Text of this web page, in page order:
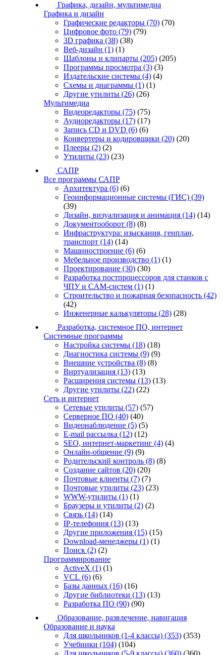
Графика, дизайн, мультимедиа
Графика и дизайн
Графические редакторы (70) (70)
Цифровое фото (79) (79)
3D графика (38) (38)
Веб-дизайн (1) (1)
Шаблоны и клипарты (205) (205)
Программы просмотра (3) (3)
Издательские системы (4) (4)
Схемы и диаграммы (1) (1)
Другие утилиты (26) (26)
Мультимедиа
Видеоредакторы (75) (75)
Аудиоредакторы (17) (17)
Запись CD и DVD (6) (6)
Конвертеры и кодировщики (20) (20)
Плееры (2) (2)
Утилиты (23) (23)
САПР
Все программы САПР
Архитектура (6) (6)
Геоинформационные системы (ГИС) (39)
(39)
Дизайн, визуализация и анимация (14) (14)
Документооборот (8) (8)
Инфраструктура: изыскания, генплан,
транспорт (14) (14)
Машиностроение (6) (6)
Мебельное производство (1) (1)
Проектирование (30) (30)
Разработка постпроцессоров для станков с
ЧПУ и CAM-систем (1) (1)
Строительство и пожарная безопасность (42)
(42)
Инженерные калькуляторы (28) (28)
Разработка, системное ПО, интернет
Системные программы
Настройка системы (18) (18)
Диагностика системы (9) (9)
Внешние устройства (8) (8)
Виртуализация (13) (13)
Расширения системы (13) (13)
Другие утилиты (22) (22)
Сеть и интернет
Сетевые утилиты (57) (57)
Серверное ПО (40) (40)
Видеонаблюдение (5) (5)
E-mail рассылка (12) (12)
SEO, интернет-маркетинг (4) (4)
Онлайн-общение (9) (9)
Родительский контроль (8) (8)
Создание сайтов (20) (20)
Почтовые клиенты (7) (7)
Почтовые утилиты (23) (23)
WWW-утилиты (1) (1)
Браузеры и утилиты (2) (2)
Связь (14) (14)
IP-телефония (13) (13)
Другие приложения (15) (15)
Download-менеджеры (1) (1)
Поиск (2) (2)
Программирование
ActiveX (1) (1)
VCL (6) (6)
Базы данных (16) (16)
Другие библиотеки (13) (13)
Разработка ПО (90) (90)
Образование, развлечение, навигация
Образование и наука
Для школьников (1-4 классы) (353) (353)
Учебники (104) (104)